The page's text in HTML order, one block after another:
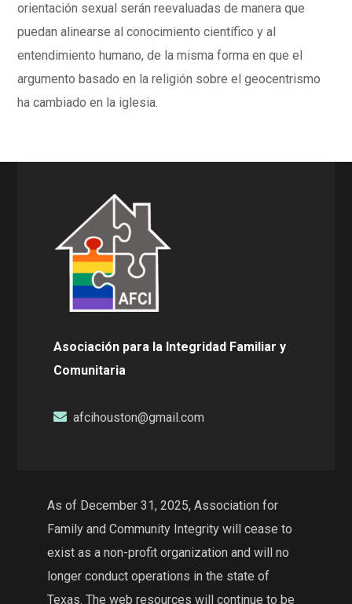
orientación sexual serán reevaluadas de manera que
puedan alinearse al conocimiento científico y al
entendimiento humano, de la misma forma en que el
argumento basado en la religión sobre el geocentrismo
ha cambiado en la iglesia.
Asociación para la Integridad Familiar y
Comunitaria
afcihouston@gmail.com
As of December 31, 2025, Association for
Family and Community Integrity will cease to
exist as a non-profit organization and will no
longer conduct operations in the state of
Texas. The web resources will continue to be